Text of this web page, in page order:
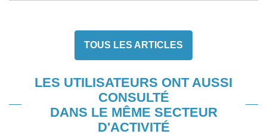
TOUS LES ARTICLES
LES UTILISATEURS ONT AUSSI
CONSULTÉ
DANS LE MÊME SECTEUR
D'ACTIVITÉ